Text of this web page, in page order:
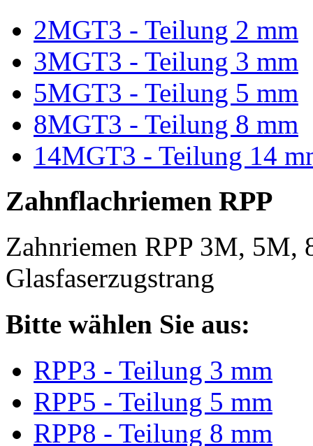
2MGT3 - Teilung 2 mm
3MGT3 - Teilung 3 mm
5MGT3 - Teilung 5 mm
8MGT3 - Teilung 8 mm
14MGT3 - Teilung 14
Zahnflachriemen RPP
Zahnriemen RPP 3M, 5M,
Glasfaserzugstrang
Bitte wählen Sie aus:
RPP3 - Teilung 3 mm
RPP5 - Teilung 5 mm
RPP8 - Teilung 8 mm